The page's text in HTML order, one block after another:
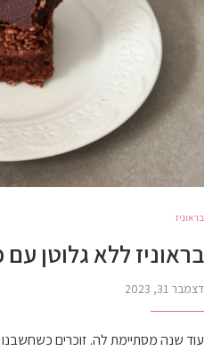
בראוניז
בראוניז ללא גלוטן עם
דצמבר 31, 2023
עוד שנה מסתיימת לה. זוכרים כשחשבנו